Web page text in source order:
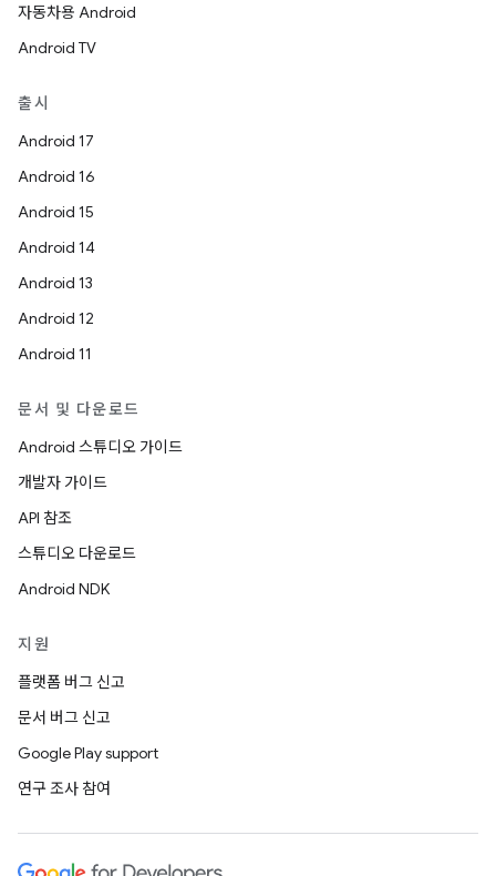
자동차용 Android
Android TV
출시
Android 17
Android 16
Android 15
Android 14
Android 13
Android 12
Android 11
문서 및 다운로드
Android 스튜디오 가이드
개발자 가이드
API 참조
스튜디오 다운로드
Android NDK
지원
플랫폼 버그 신고
문서 버그 신고
Google Play support
연구 조사 참여